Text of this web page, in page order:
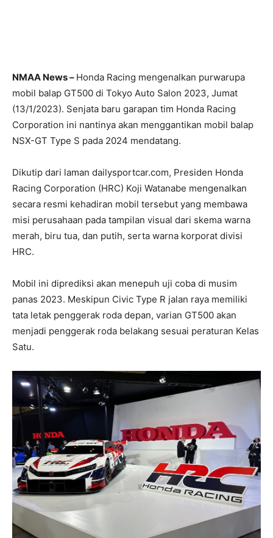
NMAA News – Honda Racing mengenalkan purwarupa
mobil balap GT500 di Tokyo Auto Salon 2023, Jumat
(13/1/2023). Senjata baru garapan tim Honda Racing
Corporation ini nantinya akan menggantikan mobil balap
NSX-GT Type S pada 2024 mendatang.
Dikutip dari laman dailysportcar.com, Presiden Honda
Racing Corporation (HRC) Koji Watanabe mengenalkan
secara resmi kehadiran mobil tersebut yang membawa
misi perusahaan pada tampilan visual dari skema warna
merah, biru tua, dan putih, serta warna korporat divisi
HRC.
Mobil ini diprediksi akan menepuh uji coba di musim
panas 2023. Meskipun Civic Type R jalan raya memiliki
tata letak penggerak roda depan, varian GT500 akan
menjadi penggerak roda belakang sesuai peraturan Kelas
Satu.